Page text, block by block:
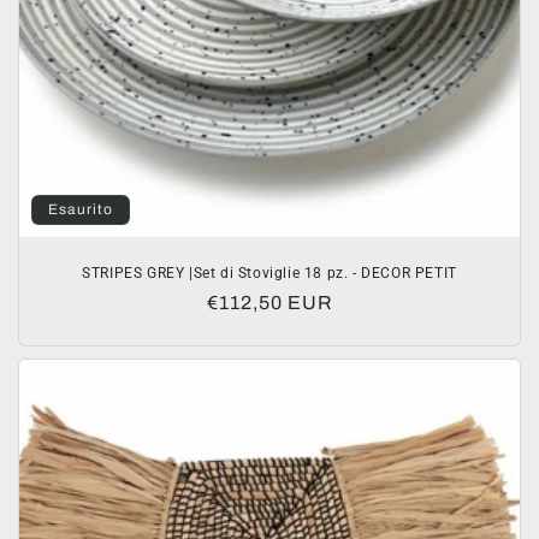
Esaurito
STRIPES GREY |Set di Stoviglie 18 pz. - DECOR PETIT
Prezzo
listino
€112,50 EUR